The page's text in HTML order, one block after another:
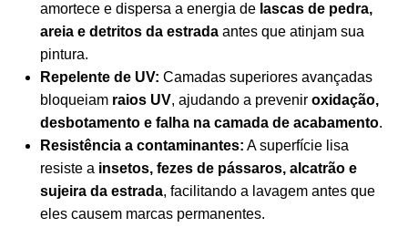
amortece e dispersa a energia de lascas de pedra,
areia e detritos da estrada antes que atinjam sua
pintura.
Repelente de UV: Camadas superiores avançadas
bloqueiam raios UV, ajudando a prevenir oxidação,
desbotamento e falha na camada de acabamento.
Resistência a contaminantes: A superfície lisa
resiste a insetos, fezes de pássaros, alcatrão e
sujeira da estrada, facilitando a lavagem antes que
eles causem marcas permanentes.